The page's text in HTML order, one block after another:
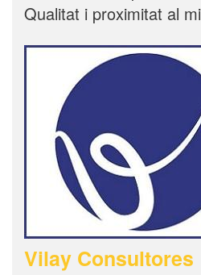
Qualitat i proximitat al
Vilay Consultores